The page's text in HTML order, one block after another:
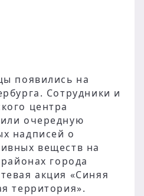
появились на
Сотрудники и
центра
очередную
надписей о
веществ на
города
акция «Синяя
территория».